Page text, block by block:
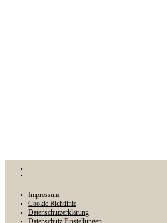
Impressum
Cookie Richtlinie
Datenschutzerklärung